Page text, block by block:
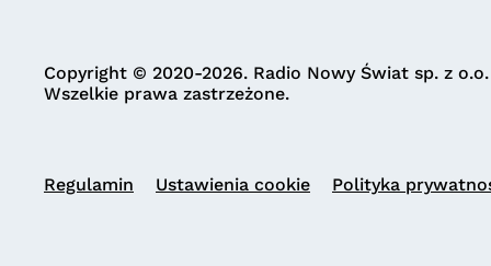
Copyright © 2020-2026. Radio Nowy Świat sp. z o.o.
Wszelkie prawa zastrzeżone.
Regulamin Ustawienia cookie Polityka